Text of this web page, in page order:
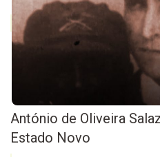
António de Oliveira
Estado Novo